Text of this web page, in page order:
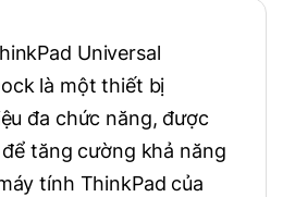
Universal
là một thiết bị
đa chức năng, được
tăng cường khả năng
tính ThinkPad của